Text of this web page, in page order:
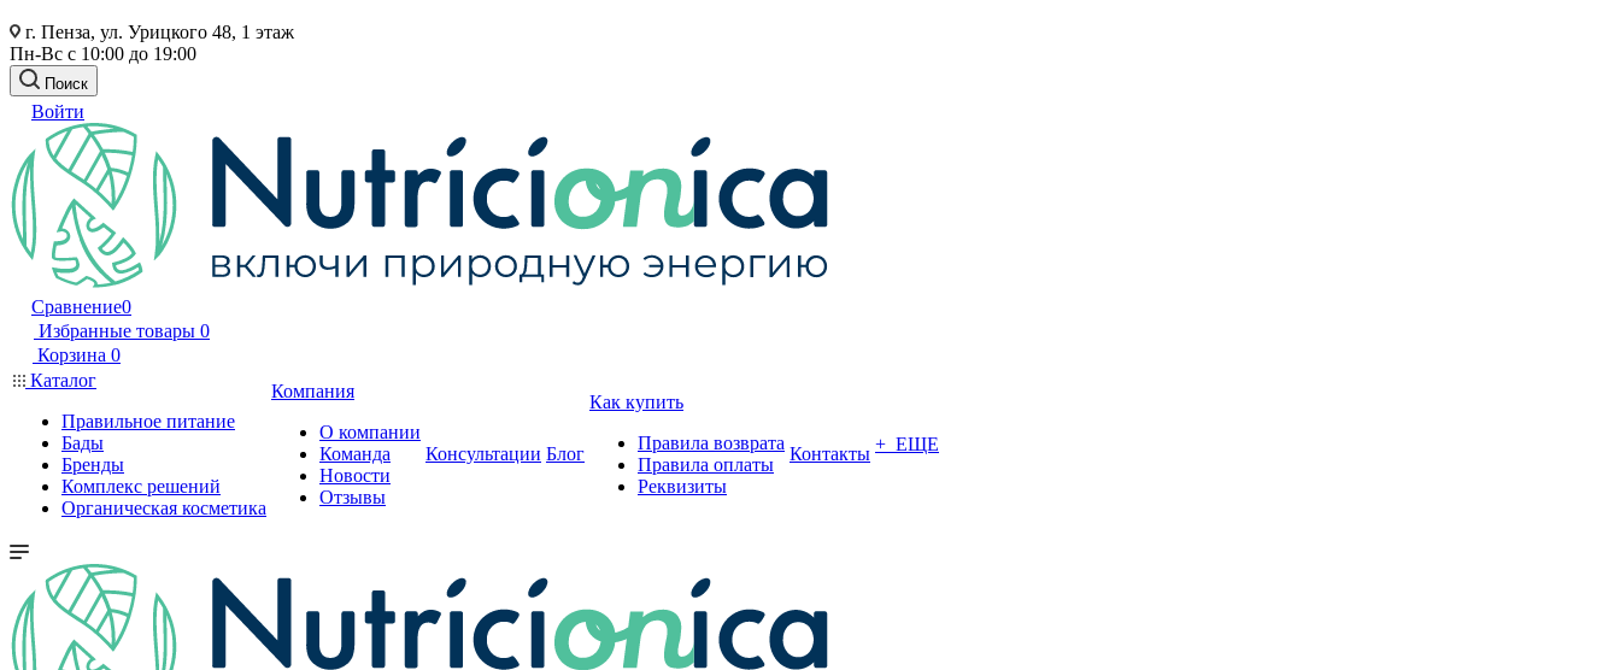
г. Пенза, ул. Урицкого 48, 1 этаж
Пн-Вс с 10:00 до 19:00
Поиск
Войти
Сравнение0
Избранные товары 0
Корзина 0
Каталог
Правильное питание
Бады
Бренды
Комплекс решений
Органическая косметика
Компания
О компании
Команда
Новости
Отзывы
Консультации Блог
Как купить
Правила возврата
Правила оплаты
Реквизиты
Контакты + ЕЩЕ